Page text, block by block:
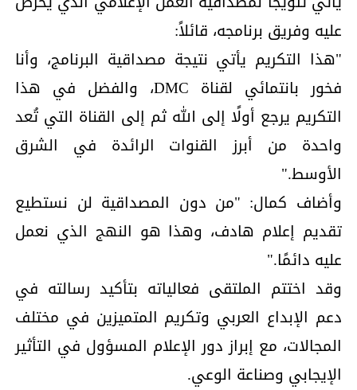
عليه وفريق برنامجه، قائلاً:
"هذا التكريم يأتي نتيجة مصداقية البرنامج، وأنا
فخور بانتمائي لقناة DMC، والفضل في هذا
التكريم يرجع أولًا إلى الله ثم إلى القناة التي تُعد
واحدة من أبرز القنوات الرائدة في الشرق
الأوسط."
وأضاف كمال: "من دون المصداقية لن نستطيع
تقديم إعلام هادف، وهذا هو النهج الذي نعمل
عليه دائمًا."
وقد اختتم الملتقى فعالياته بتأكيد رسالته في
دعم الإبداع العربي وتكريم المتميزين في مختلف
المجالات، مع إبراز دور الإعلام المسؤول في التأثير
الإيجابي وصناعة الوعي.